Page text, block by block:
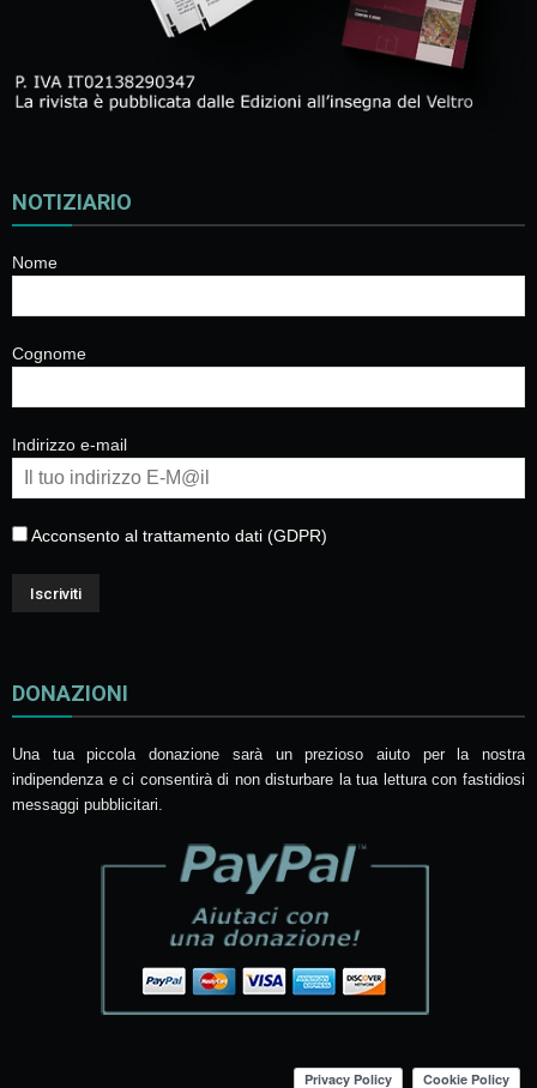
NOTIZIARIO
Nome
Cognome
Indirizzo e-mail
Acconsento al trattamento dati (GDPR)
DONAZIONI
Una tua piccola donazione sarà un prezioso aiuto per la nostra
indipendenza e ci consentirà di non disturbare la tua lettura con fastidiosi
messaggi pubblicitari.